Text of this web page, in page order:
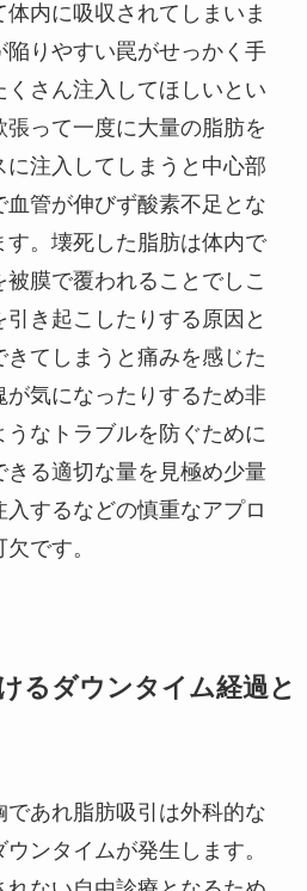
内に吸収されてしまいま
りやすい罠がせっかく手
さん注入してほしいとい
張って一度に大量の脂肪を
注入してしまうと中心部
管が伸びず酸素不足とな
す。壊死した脂肪は体内で
膜で覆われることでしこ
き起こしたりする原因と
てしまうと痛みを感じた
が気になったりするため非
なトラブルを防ぐために
きる適切な量を見極め少量
するなどの慎重なアプロ
です。
るダウンタイム経過と
であれ脂肪吸引は外科的な
ンタイムが発生します。